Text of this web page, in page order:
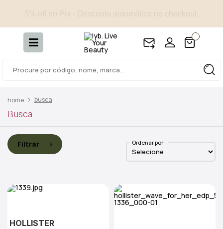
busca
Busca
Filtrar Ordenar por:
HOLLISTER